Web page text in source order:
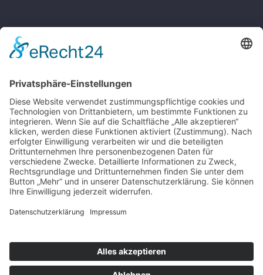
Montag – Donnerstag 08:00 – 17:00 Uhr
Samstag nach Vereinbarung
Parkplätze sind hinter dem Bürohaus vorhanden.
SONSTIGE
Kontakt
Schlagworte-Übersicht
Impressum
Datenschutz